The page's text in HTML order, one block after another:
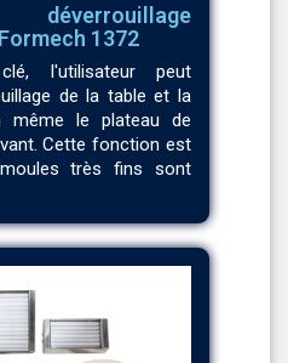
1372
l'utilisateur peut
de la table et la
même le plateau de
Cette fonction est
très fins sont